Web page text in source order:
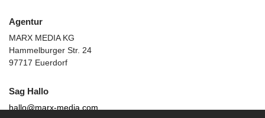
Agentur
MARX MEDIA KG
Hammelburger Str. 24
97717 Euerdorf
Sag Hallo
hallo@marx-media.com